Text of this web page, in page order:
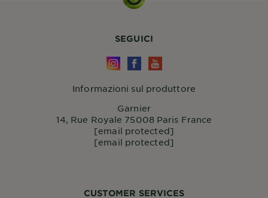
CUSTOMER SERVICES
SEGUICI
Informazioni sul produttore
Garnier
14, Rue Royale 75008 Paris France
[email protected]
[email protected]